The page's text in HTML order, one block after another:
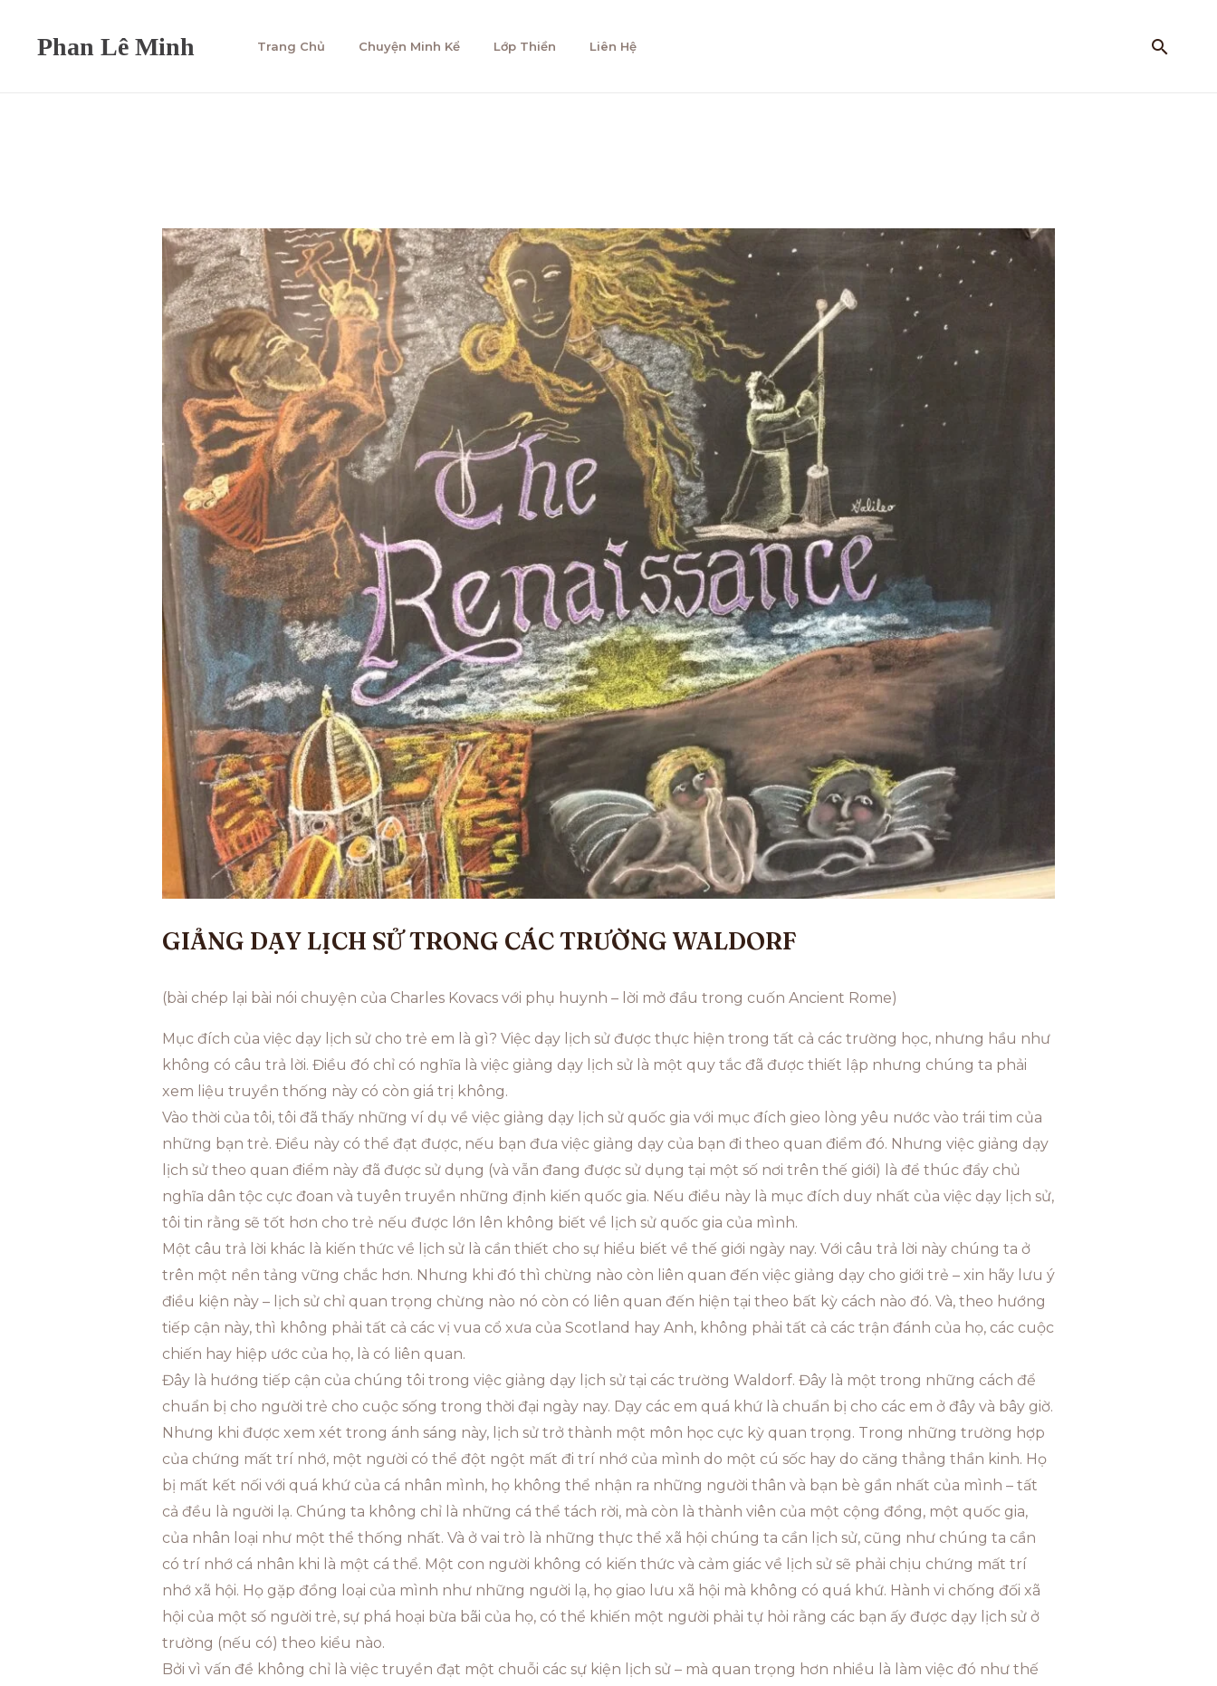
Trang Chủ Chuyện Minh Kể Lớp Thiền Liên Hệ
GIẢNG DẠY LỊCH SỬ TRONG CÁC TRƯỜNG WALDORF
(bài chép lại bài nói chuyện của Charles Kovacs với phụ huynh – lời mở đầu trong cuốn Ancient Rome)
Mục đích của việc dạy lịch sử cho trẻ em là gì? Việc dạy lịch sử được thực hiện trong tất cả các trường học, nhưng hầu như
không có câu trả lời. Điều đó chỉ có nghĩa là việc giảng dạy lịch sử là một quy tắc đã được thiết lập nhưng chúng ta phải
xem liệu truyền thống này có còn giá trị không.
Vào thời của tôi, tôi đã thấy những ví dụ về việc giảng dạy lịch sử quốc gia với mục đích gieo lòng yêu nước vào trái tim của
những bạn trẻ. Điều này có thể đạt được, nếu bạn đưa việc giảng dạy của bạn đi theo quan điểm đó. Nhưng việc giảng dạy
lịch sử theo quan điểm này đã được sử dụng (và vẫn đang được sử dụng tại một số nơi trên thế giới) là để thúc đẩy chủ
nghĩa dân tộc cực đoan và tuyên truyền những định kiến quốc gia. Nếu điều này là mục đích duy nhất của việc dạy lịch sử,
tôi tin rằng sẽ tốt hơn cho trẻ nếu được lớn lên không biết về lịch sử quốc gia của mình.
Một câu trả lời khác là kiến thức về lịch sử là cần thiết cho sự hiểu biết về thế giới ngày nay. Với câu trả lời này chúng ta ở
trên một nền tảng vững chắc hơn. Nhưng khi đó thì chừng nào còn liên quan đến việc giảng dạy cho giới trẻ – xin hãy lưu ý
điều kiện này – lịch sử chỉ quan trọng chừng nào nó còn có liên quan đến hiện tại theo bất kỳ cách nào đó. Và, theo hướng
tiếp cận này, thì không phải tất cả các vị vua cổ xưa của Scotland hay Anh, không phải tất cả các trận đánh của họ, các cuộc
chiến hay hiệp ước của họ, là có liên quan.
Đây là hướng tiếp cận của chúng tôi trong việc giảng dạy lịch sử tại các trường Waldorf. Đây là một trong những cách để
chuẩn bị cho người trẻ cho cuộc sống trong thời đại ngày nay. Dạy các em quá khứ là chuẩn bị cho các em ở đây và bây giờ.
Nhưng khi được xem xét trong ánh sáng này, lịch sử trở thành một môn học cực kỳ quan trọng. Trong những trường hợp
của chứng mất trí nhớ, một người có thể đột ngột mất đi trí nhớ của mình do một cú sốc hay do căng thẳng thần kinh. Họ
bị mất kết nối với quá khứ của cá nhân mình, họ không thể nhận ra những người thân và bạn bè gần nhất của mình – tất
cả đều là người lạ. Chúng ta không chỉ là những cá thể tách rời, mà còn là thành viên của một cộng đồng, một quốc gia,
của nhân loại như một thể thống nhất. Và ở vai trò là những thực thể xã hội chúng ta cần lịch sử, cũng như chúng ta cần
có trí nhớ cá nhân khi là một cá thể. Một con người không có kiến thức và cảm giác về lịch sử sẽ phải chịu chứng mất trí
nhớ xã hội. Họ gặp đồng loại của mình như những người lạ, họ giao lưu xã hội mà không có quá khứ. Hành vi chống đối xã
hội của một số người trẻ, sự phá hoại bừa bãi của họ, có thể khiến một người phải tự hỏi rằng các bạn ấy được dạy lịch sử ở
trường (nếu có) theo kiểu nào.
Bởi vì vấn đề không chỉ là việc truyền đạt một chuỗi các sự kiện lịch sử – mà quan trọng hơn nhiều là làm việc đó như thế